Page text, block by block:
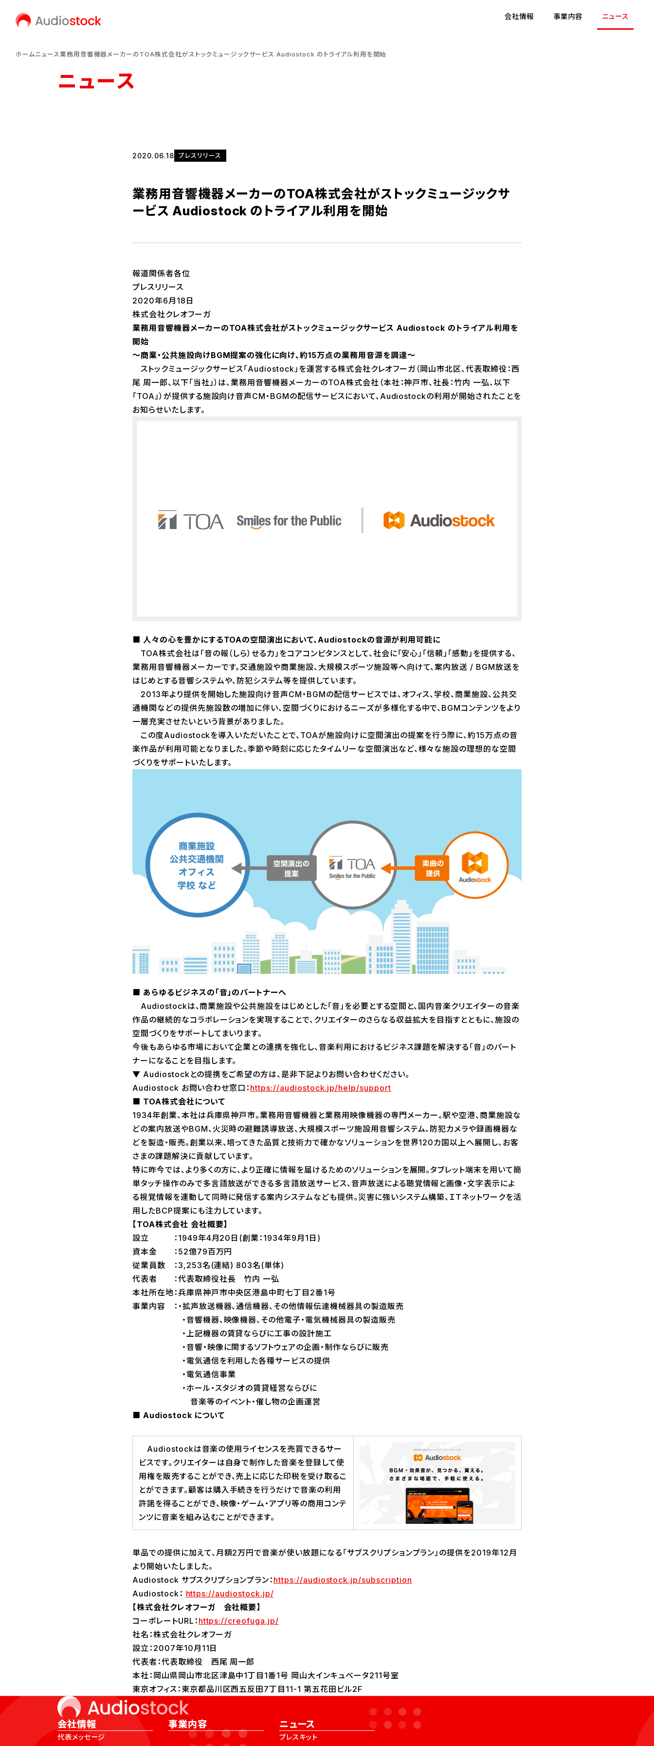
会社情報 事業内容 ニュース
ホームニュース 業務用音響機器メーカーのTOA株式会社がストックミュージックサービス Audiostock のトライアル利用を開始
ニュース
2020.06.18 プレスリリース
業務用音響機器メーカーのTOA株式会社がストックミュージックサ
ービス Audiostock のトライアル利用を開始
報道関係者各位
プレスリリース
2020年6月18日
株式会社クレオフーガ
業務用音響機器メーカーのTOA株式会社がストックミュージックサービス Audiostock のトライアル利用を
開始
～商業・公共施設向けBGM提案の強化に向け、約15万点の業務用音源を調達～
ストックミュージックサービス「Audiostock」を運営する株式会社クレオフーガ（岡山市北区、代表取締役：西
尾 周一郎、以下「当社」）は、業務用音響機器メーカーのTOA株式会社（本社：神戸市、社長：竹内 一弘、以下
「TOA」）が提供する施設向け音声CM・BGMの配信サービスにおいて、Audiostockの利用が開始されたことを
お知らせいたします。
■ 人々の心を豊かにするTOAの空間演出において、Audiostockの音源が利用可能に
TOA株式会社は「音の報（しら）せる力」をコアコンピタンスとして、社会に「安心」「信頼」「感動」を提供する、
業務用音響機器メーカーです。交通施設や商業施設、大規模スポーツ施設等へ向けて、案内放送 / BGM放送を
はじめとする音響システムや、防犯システム等を提供しています。
2013年より提供を開始した施設向け音声CM・BGMの配信サービスでは、オフィス、学校、商業施設、公共交
通機関などの提供先施設数の増加に伴い、空間づくりにおけるニーズが多様化する中で、BGMコンテンツをより
一層充実させたいという背景がありました。
この度Audiostockを導入いただいたことで、TOAが施設向けに空間演出の提案を行う際に、約15万点の音
楽作品が利用可能となりました。季節や時刻に応じたタイムリーな空間演出など、様々な施設の理想的な空間
づくりをサポートいたします。
■ あらゆるビジネスの「音」のパートナーへ
Audiostockは、商業施設や公共施設をはじめとした「音」を必要とする空間と、国内音楽クリエイターの音楽
作品の継続的なコラボレーションを実現することで、クリエイターのさらなる収益拡大を目指すとともに、施設の
空間づくりをサポートしてまいります。
今後もあらゆる市場において企業との連携を強化し、音楽利用におけるビジネス課題を解決する「音」のパート
ナーになることを目指します。
▼ Audiostockとの提携をご希望の方は、是非下記よりお問い合わせください。
Audiostock お問い合わせ窓口： https://audiostock.jp/help/support
■ TOA株式会社について
1934年創業、本社は兵庫県神戸市。業務用音響機器と業務用映像機器の専門メーカー。駅や空港、商業施設な
どの案内放送やBGM、火災時の避難誘導放送、大規模スポーツ施設用音響システム、防犯カメラや録画機器な
どを製造・販売。創業以来、培ってきた品質と技術力で確かなソリューションを世界120カ国以上へ展開し、お客
さまの課題解決に貢献しています。
特に昨今では、より多くの方に、より正確に情報を届けるためのソリューションを展開。タブレット端末を用いて簡
単タッチ操作のみで多言語放送ができる多言語放送サービス、音声放送による聴覚情報と画像・文字表示によ
る視覚情報を連動して同時に発信する案内システムなども提供。災害に強いシステム構築、ＩＴネットワークを活
用したBCP提案にも注力しています。
【TOA株式会社 会社概要】
設立 ：1949年4月20日(創業：1934年9月1日)
資本金 ：52億79百万円
従業員数 ：3,253名(連結) 803名(単体)
代表者 ：代表取締役社長 竹内 一弘
本社所在地：兵庫県神戸市中央区港島中町七丁目2番1号
事業内容 ：・拡声放送機器、通信機器、その他情報伝達機械器具の製造販売
・音響機器、映像機器、その他電子・電気機械器具の製造販売
・上記機器の賃貸ならびに工事の設計施工
・音響・映像に関するソフトウェアの企画・制作ならびに販売
・電気通信を利用した各種サービスの提供
・電気通信事業
・ホール・スタジオの賃貸経営ならびに
音楽等のイベント・催し物の企画運営
■ Audiostock について
Audiostockは音楽の使用ライセンスを売買できるサー
ビスです。クリエイターは自身で制作した音楽を登録して使
用権を販売することができ、売上に応じた印税を受け取るこ
とができます。顧客は購入手続きを行うだけで音楽の利用
許諾を得ることができ、映像・ゲーム・アプリ等の商用コンテ
ンツに音楽を組み込むことができます。
単品での提供に加えて、月額2万円で音楽が使い放題になる「サブスクリプションプラン」の提供を2019年12月
より開始いたしました。
Audiostock サブスクリプションプラン： https://audiostock.jp/subscription
Audiostock： https://audiostock.jp/
【株式会社クレオフーガ 会社概要】
コーポレートURL： https://creofuga.jp/
社名：株式会社クレオフーガ
設立：2007年10月11日
代表者：代表取締役 西尾 周一郎
本社：岡山県岡山市北区津島中1丁目1番1号 岡山大インキュベータ211号室
東京オフィス：東京都品川区西五反田7丁目11-1 第五花田ビル2F
会社情報
代表メッセージ
事業内容 ニュース
プレスキット